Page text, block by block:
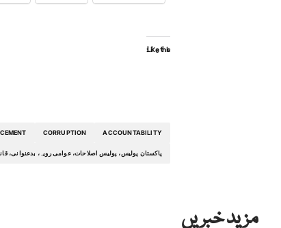
Like this:
ACCOUNTABILITY
CORRUPTION
پاکستان پولیس، پولیس اصلاحات، عوامی رویہ، بدعنوانی،
مزید خبریں